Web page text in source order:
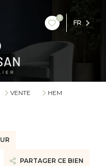
0
FR
VENTE
HEM
PARTAGER CE BIEN